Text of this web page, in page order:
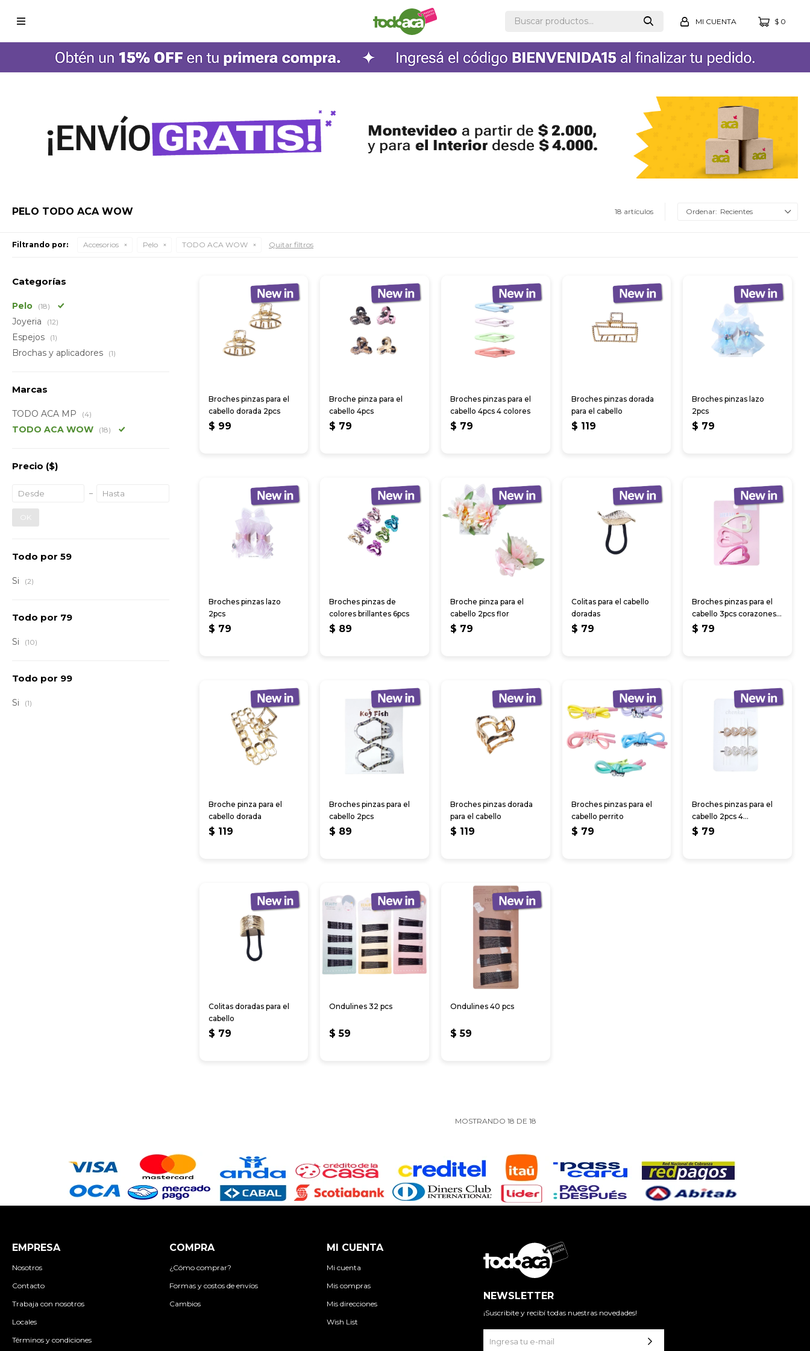
$ 0

PELO TODO ACA WOW 18 artículos Recientes
Filtrando por: Accesorios Pelo TODO ACA WOW Quitar filtros
Broches pinzas para el
cabello dorada 2pcs
$ 99
Broche pinza para el
cabello 4pcs
$ 79
Broches pinzas para el
cabello 4pcs 4 colores
$ 79
Broches pinzas dorada
para el cabello
$ 119
Broches pinzas lazo
2pcs
$ 79
Broches pinzas lazo
2pcs
$ 79
Broches pinzas de
colores brillantes 6pcs
$ 89
Broche pinza para el
cabello 2pcs flor
$ 79
Colitas para el cabello
doradas
$ 79
Broches pinzas para el
cabello 3pcs corazones
de colores
$ 79
Broche pinza para el
cabello dorada
$ 119
Broches pinzas para el
cabello 2pcs
$ 89
Broches pinzas dorada
para el cabello
$ 119
Broches pinzas para el
cabello perrito
$ 79
Broches pinzas para el
cabello 2pcs 4
corazones
$ 79
Colitas doradas para el
cabello
$ 79
Ondulines 32 pcs
$ 59
Ondulines 40 pcs
$ 59
MOSTRANDO 18 DE 18
Categorías
Pelo (18)
Joyeria (12)
Espejos (1)
Brochas y aplicadores (1)
Marcas
TODO ACA MP (4)
TODO ACA WOW (18)
Precio ($)
OK
Todo por 59
Si (2)
Todo por 79
Si (10)
Todo por 99
Si (1)
EMPRESA
Nosotros
Contacto
Trabaja con nosotros
Locales
Términos y condiciones
COMPRA
¿Cómo comprar?
Formas y costos de envíos
Cambios
MI CUENTA
Mi cuenta
Mis compras
Mis direcciones
Wish List
NEWSLETTER
¡Suscribite y recibí todas nuestras novedades!